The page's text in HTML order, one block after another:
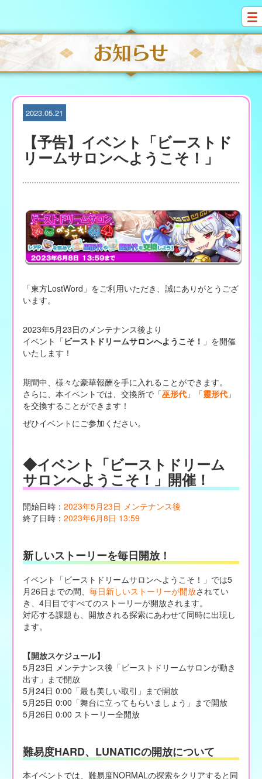
i
p
t
o
c
2023.05.21
【予告】イベント「ビーストド
リームサロンへようこそ！」
「東方LostWord」をご利用いただき、誠にありがとうござ
います。
2023年5月23日のメンテナンス後より
イベント「ビーストドリームサロンへようこそ！ 」を開催
いたします！
期間中、様々な豪華報酬を手に入れることができます。
さらに、本イベントでは、交換所で「巫形代」「靈形代」
を交換することができます！
ぜひイベントにご参加ください。
◆イベント「ビーストドリーム
サロンへようこそ！」開催！
開始日時： 2023年5月23日 メンテナンス後
終了日時： 2023年6月8日 13:59
新しいストーリーを毎日開放！
イベント「ビーストドリームサロンへようこそ！」では5
月26日までの間、 毎日新しいストーリーが開放されてい
き、4日目ですべてのストーリーが開放されます。
対応する課題も、開放される探索にあわせて同時に出現し
ます。
【開放スケジュール】
5月23日 メンテナンス後「ビーストドリームサロンが動き
出す」まで開放
5月24日 0:00「最も美しい取引」まで開放
5月25日 0:00「舞台に立ってもらいましょう」まで開放
5月26日 0:00 ストーリー全開放
難易度HARD、LUNATICの開放について
本イベントでは、難易度NORMALの探索をクリアすると同